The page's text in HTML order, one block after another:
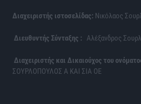
Διαχειριστής ιστοσελίδας: Νικόλαος
Διευθυντής Σύνταξης : Αλέξανδρος
Διαχειριστής και Δικαιούχος του
ΣΟΥΡΛΟΠΟΥΛΟΣ Α ΚΑΙ ΣΙΑ ΟΕ